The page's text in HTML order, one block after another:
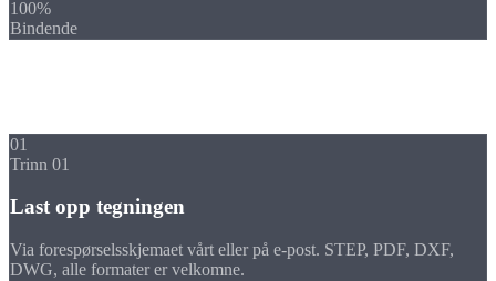
100%
Bindende
01
Trinn 01
Last opp tegningen
Via forespørselsskjemaet vårt eller på e-post. STEP, PDF, DXF,
DWG, alle formater er velkomne.